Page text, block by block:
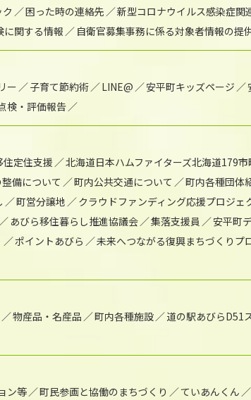
困った時の連絡先
新型コロナウイルス感染症関
に関する情報 自衛官募集事務に係る対象者情報の提
ー 子育て節約術 LINE@ 安平町キッズページ
検・評価報告
住定住支援 北海道日本ハムファイターズ北海道179
備について 町内公共交通について 町内各種団体
町営分譲地 クラウドファンディング応援プロジェ
あびら移住暮らし推進協議会 集落支援員
安平町
ポイントあびら 未来へつながる復興まちづくりプ
物産品・名産品 町内各種施設 道の駅あびらD51
ン等 町民参画と協働のまちづくり ていあんくん